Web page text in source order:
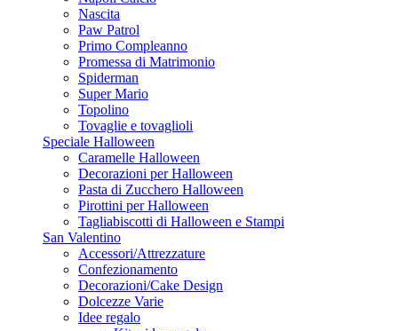
Nascita
Paw Patrol
Primo Compleanno
Promessa di Matrimonio
Spiderman
Super Mario
Topolino
Tovaglie e tovaglioli
Speciale Halloween
Caramelle Halloween
Decorazioni per Halloween
Pasta di Zucchero Halloween
Pirottini per Halloween
Tagliabiscotti di Halloween e Stampi
San Valentino
Accessori/Attrezzature
Confezionamento
Decorazioni/Cake Design
Dolcezze Varie
Idee regalo